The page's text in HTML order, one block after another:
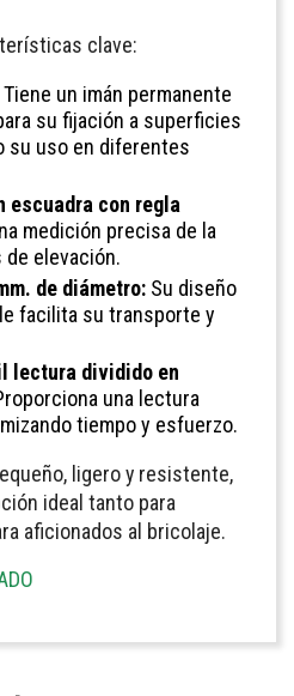
clave:
Tiene un imán permanente
su fijación a superficies
su uso en diferentes
escuadra con regla
medición precisa de la
elevación.
de diámetro: Su diseño
facilita su transporte y
lectura dividido en
una lectura
tiempo y esfuerzo.
ligero y resistente,
ideal tanto para
aficionados al bricolaje.